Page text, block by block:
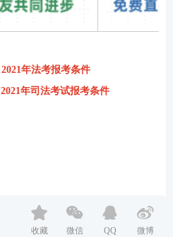
2021年法考报考条件
2021年司法考试报考条件
收藏 微信 QQ 微博